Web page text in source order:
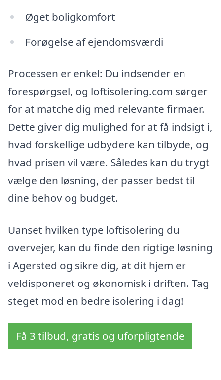
Øget boligkomfort
Forøgelse af ejendomsværdi
Processen er enkel: Du indsender en
forespørgsel, og loftisolering.com sørger
for at matche dig med relevante firmaer.
Dette giver dig mulighed for at få indsigt i,
hvad forskellige udbydere kan tilbyde, og
hvad prisen vil være. Således kan du trygt
vælge den løsning, der passer bedst til
dine behov og budget.
Uanset hvilken type loftisolering du
overvejer, kan du finde den rigtige løsning
i Agersted og sikre dig, at dit hjem er
veldisponeret og økonomisk i driften. Tag
steget mod en bedre isolering i dag!
Få 3 tilbud, gratis og uforpligtende